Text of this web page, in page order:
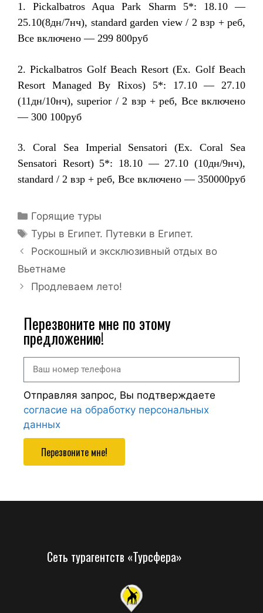
1. Pickalbatros Aqua Park Sharm 5*: 18.10 —
25.10(8дн/7нч), standard garden view / 2 взр + реб,
Все включено — 299 800руб
2. Pickalbatros Golf Beach Resort (Ex. Golf Beach
Resort Managed By Rixos) 5*: 17.10 — 27.10
(11дн/10нч), superior / 2 взр + реб, Все включено
— 300 100руб
3. Coral Sea Imperial Sensatori (Ex. Coral Sea
Sensatori Resort) 5*: 18.10 — 27.10 (10дн/9нч),
standard / 2 взр + реб, Все включено — 350000руб
Горящие туры
Туры в Египет. Путевки в Египет.
Роскошный и эксклюзивный отдых во
Вьетнаме
Продлеваем лето!
Перезвоните мне по этому
предложению!
Отправляя запрос, Вы подтверждаете
согласие на обработку персональных
данных
Перезвоните мне!
Сеть турагентств «Турсфера»